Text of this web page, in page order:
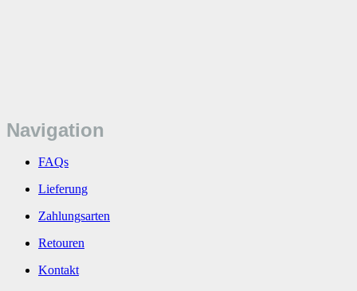
Navigation
FAQs
Lieferung
Zahlungsarten
Retouren
Kontakt